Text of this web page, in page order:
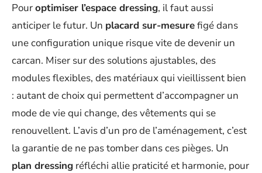
Pouroptimiser l’espace dressing, il faut aussi
anticiper le futur. Un placard sur-mesurefigé dans
une configuration unique risque vite de devenir un
carcan. Miser sur des solutions ajustables, des
modules flexibles, des matériaux qui vieillissent bien
: autant de choix qui permettent d’accompagner un
mode de vie qui change, des vêtements qui se
renouvellent. L’avis d’un pro de l’aménagement, c’est
la garantie de ne pas tomber dans ces pièges. Un
plan dressing réfléchi allie praticité et harmonie, pour